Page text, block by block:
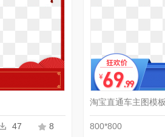
47 8
淘宝直通车主图模
800*800
PNG